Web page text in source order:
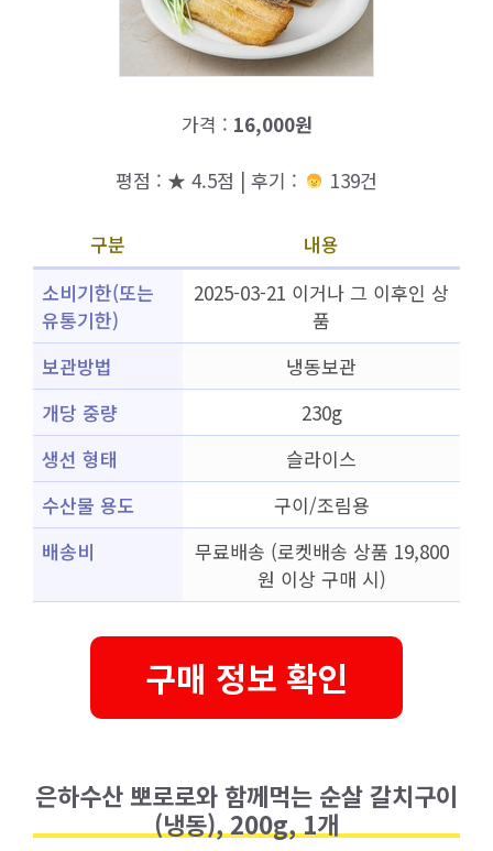
가격 : 16,000원
평점 : ★ 4.5점 | 후기 : 139건
구분
내용
소비기한(또는
유통기한)
2025-03-21 이거나 그 이후인 상
품
보관방법
냉동보관
개당 중량
230g
생선 형태
슬라이스
수산물 용도
구이/조림용
배송비
무료배송 (로켓배송 상품 19,800
원 이상 구매 시)
구매 정보 확인
은하수산 뽀로로와 함께먹는 순살 갈치구이
(냉동), 200g, 1개